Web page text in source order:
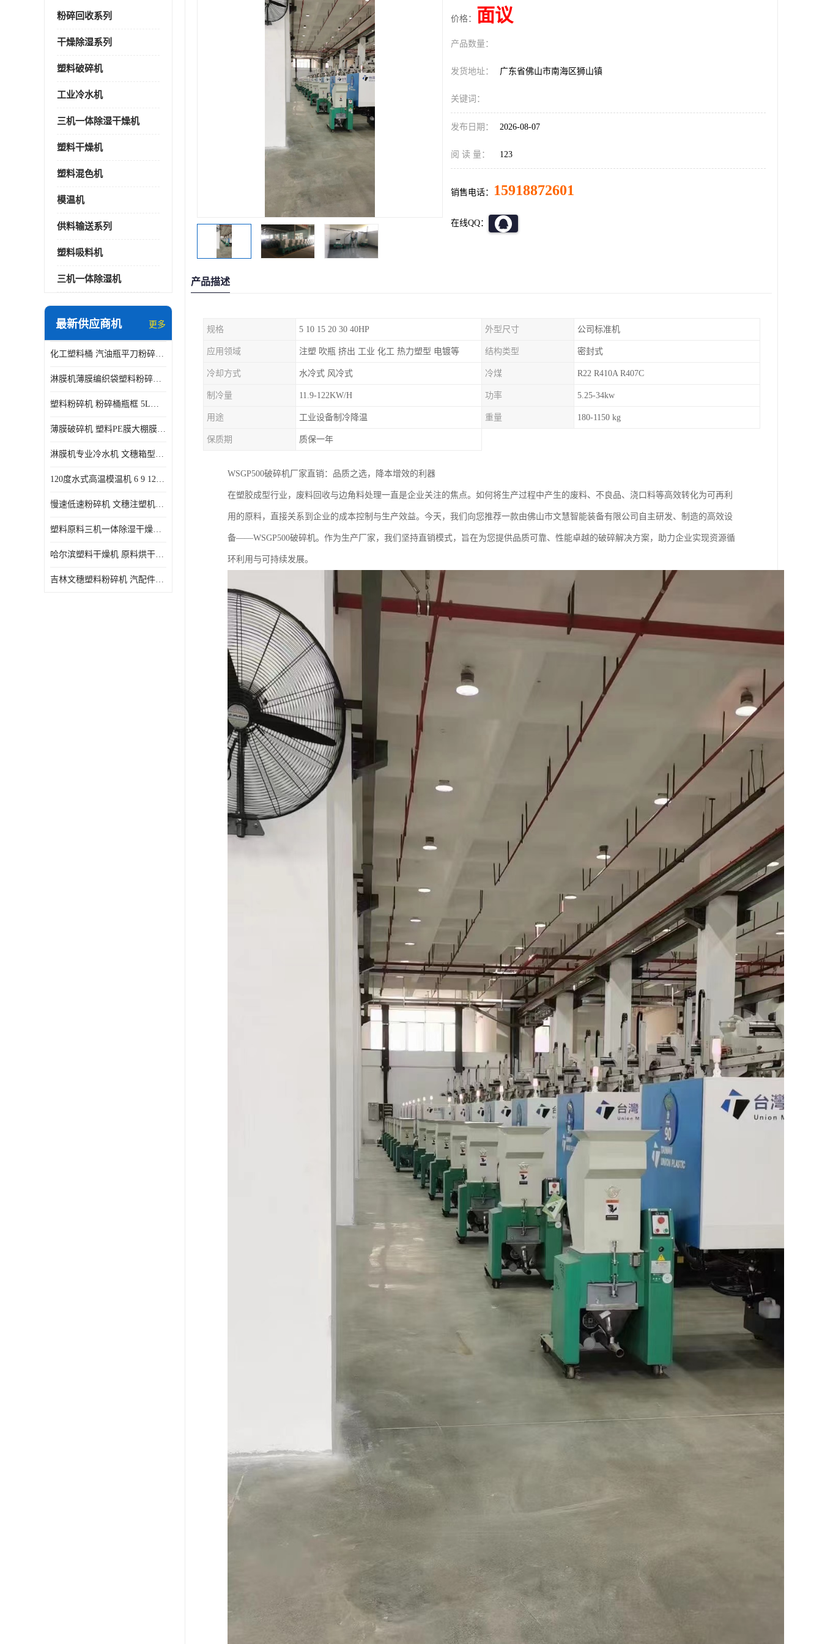
粉碎回收系列
干燥除湿系列
塑料破碎机
工业冷水机
三机一体除湿干燥机
塑料干燥机
塑料混色机
模温机
供料输送系列
塑料吸料机
三机一体除湿机
最新供应商机 更多
化工塑料桶 汽油瓶平刀粉碎机生产厂家
淋膜机薄膜编织袋塑料粉碎机 薄膜碎料机
塑料粉碎机 粉碎桶瓶框 5L五加仑桶破碎视频
薄膜破碎机 塑料PE膜大棚膜专用粉碎 WSGE600
淋膜机专业冷水机 文穗箱型冷冻机风冷水冷式
120度水式高温模温机 6 9 12KW 配水排带报警装置水温机
慢速低速粉碎机 文穗注塑机边小水口料破碎带回收静音
塑料原料三机一体除湿干燥机 蜂巢除湿机PET120L
哈尔滨塑料干燥机 原料烘干机 WSDB规格齐全
吉林文穗塑料粉碎机 汽配件破碎回收 厂家直销
价格： 面议
产品数量：
发货地址： 广东省佛山市南海区狮山镇
关键词：
发布日期： 2026-08-07
阅 读 量： 123
销售电话： 15918872601
在线QQ：
产品描述
规格 5 10 15 20 30 40HP 外型尺寸 公司标准机
应用领域 注塑 吹瓶 挤出 工业 化工 热力塑型 电镀等 结构类型 密封式
冷却方式 水冷式 风冷式 冷煤 R22 R410A R407C
制冷量 11.9-122KW/H 功率 5.25-34kw
用途 工业设备制冷降温 重量 180-1150 kg
保质期 质保一年
WSGP500破碎机厂家直销：品质之选，降本增效的利器
在塑胶成型行业，废料回收与边角料处理一直是企业关注的焦点。如何将生产过程中产生的废料、不良品、浇口料等高效转化为可再利
用的原料，直接关系到企业的成本控制与生产效益。今天，我们向您推荐一款由佛山市文慧智能装备有限公司自主研发、制造的高效设
备——WSGP500破碎机。作为生产厂家，我们坚持直销模式，旨在为您提供品质可靠、性能卓越的破碎解决方案，助力企业实现资源循
环利用与可持续发展。